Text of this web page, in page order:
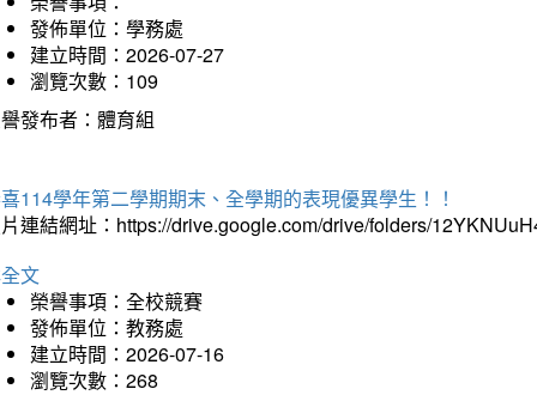
發佈單位：學務處
建立時間：2026-07-27
瀏覽次數：109
發布者：體育組
114學年第二學期期末、全學期的表現優異學生！！
連結網址：https://drive.google.com/drive/folders/
文
榮譽事項：全校競賽
發佈單位：教務處
建立時間：2026-07-16
瀏覽次數：268